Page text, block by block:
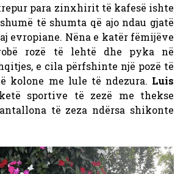
para zinxhirit të kafesë ishte
të shumta që ajo ndau gjatë
evropiane. Nëna e katër fëmijëve
rozë të lehtë dhe pyka në
e cila përfshinte një pozë të
kolone me lule të ndezura. Luis
sportive të zezë me thekse
të zeza ndërsa shikonte